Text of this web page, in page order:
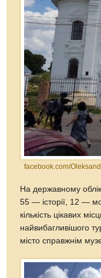
facebook.com/
На державному
55 — історії, 12 —
кількість цікавих
найвибагливішого
місто справжнім